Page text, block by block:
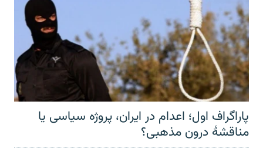
پاراگراف اول؛ اعدام در ایران، پروژه سیاسی یا
مناقشهٔ درون مذهبی؟